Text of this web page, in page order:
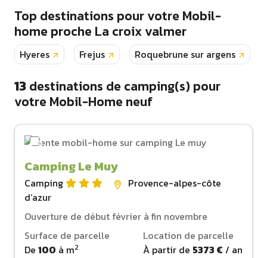
Top destinations pour votre Mobil-
home proche La croix valmer
Hyeres Frejus Roquebrune sur argens
13destinations de camping(s) pour
votre Mobil-Home neuf
Camping Le Muy
Camping
Provence-alpes-côte
d‘azur
Ouverture de début février à fin novembre
Surface de parcelle
De 100 à m2
Location de parcelle
À partir de 5373 € / an